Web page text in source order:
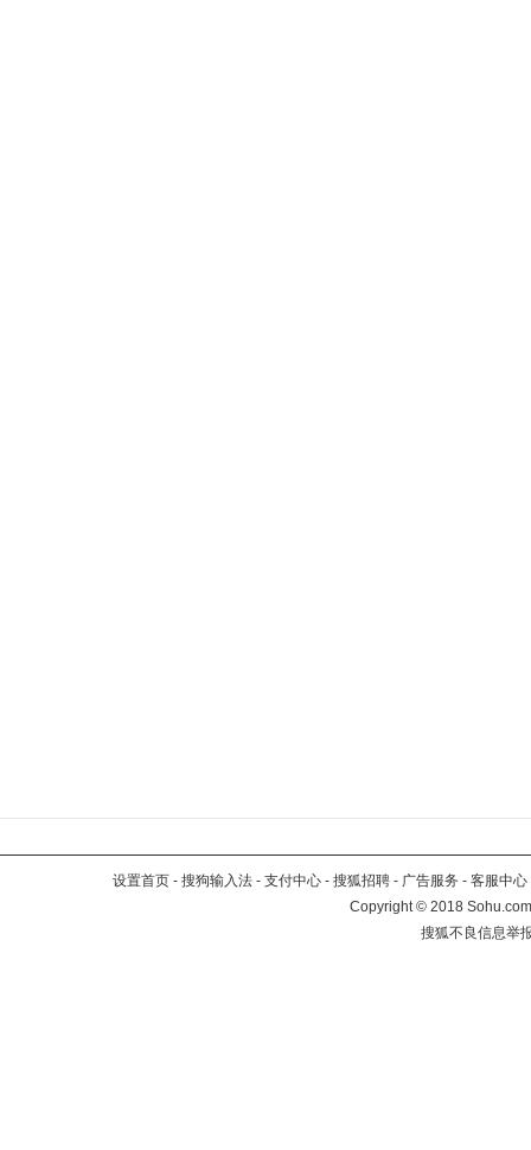
设置首页 - 搜狗输入法 - 支付中心 - 搜狐招聘 - 广告服务 - 客服中心
Copyright©2018
搜狐不良信息举